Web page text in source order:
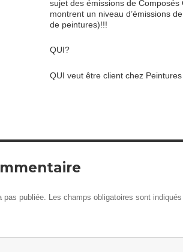
sujet des émissions de
montrent un niveau d’émissions
de peintures)!!!
QUI?
QUI veut être client chez
pas publiée. Les champs obligatoires sont